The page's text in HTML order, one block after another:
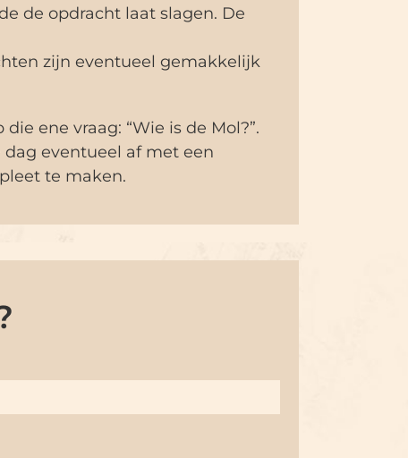
de opdracht laat slagen. De
zijn eventueel gemakkelijk
ene vraag: “Wie is de Mol?”.
dag eventueel af met een
te maken.